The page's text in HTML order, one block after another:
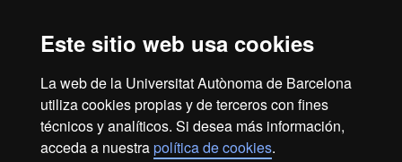
Este sitio web usa cookies
La web de la Universitat Autònoma de Barcelona
utiliza cookies propias y de terceros con fines
técnicos y analíticos. Si desea más información,
acceda a nuestrapolítica de cookies.
Créditos:
60 ECTS